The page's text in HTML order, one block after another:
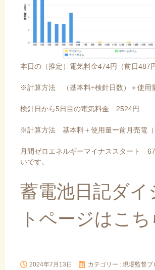
本日の（推定）電気料金474円（前日487円
※計算方法 （基本料÷検針日数）＋使用
検針日から5日目の電気料金 2524円
※計算方法 基本料＋使用量ー前月売電（
月間ゼロエネルギーマイナススタート
いです。
蓄電池日記ダイ
トページはこち
2024年7月13日 カテゴリー : 現場監督ブ